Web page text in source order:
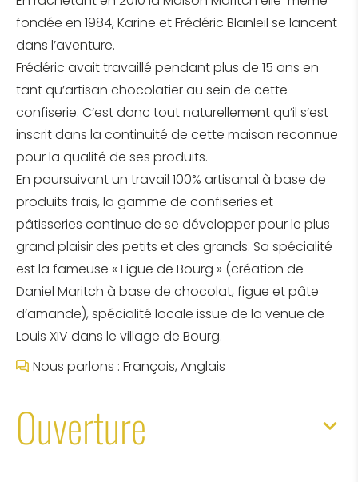
fondée en 1984, Karine et Frédéric Blanleil se lancent
dans l’aventure.
Frédéric avait travaillé pendant plus de 15 ans en
tant qu’artisan chocolatier au sein de cette
confiserie. C’est donc tout naturellement qu’il s’est
inscrit dans la continuité de cette maison reconnue
pour la qualité de ses produits.
En poursuivant un travail 100% artisanal à base de
produits frais, la gamme de confiseries et
pâtisseries continue de se développer pour le plus
grand plaisir des petits et des grands. Sa spécialité
est la fameuse « Figue de Bourg » (création de
Daniel Maritch à base de chocolat, figue et pâte
d’amande), spécialité locale issue de la venue de
Louis XIV dans le village de Bourg.
Nous parlons : Français, Anglais
Ouverture